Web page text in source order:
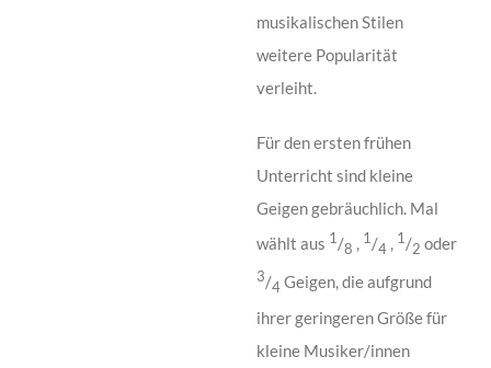
musikalischen Stilen
weitere Popularität
verleiht.
Für den ersten frühen
Unterricht sind kleine
Geigen gebräuchlich. Mal
wählt aus 1 /8
1 /4
1 /2oder
3/4 Geigen, die aufgrund
ihrer geringeren Größe für
kleine Musiker/innen